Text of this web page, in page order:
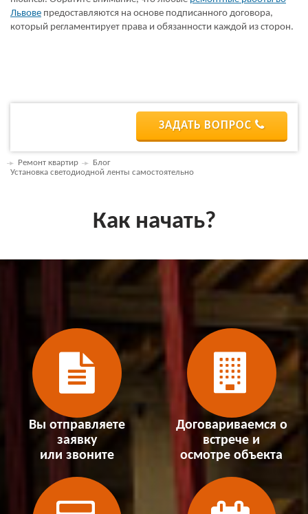
Львове предоставляются на основе подписанного договора,
который регламентирует права и обязанности каждой из сторон.
ЗАДАТЬ ВОПРОС
Ремонт квартир
Блог
Установка светодиодной ленты самостоятельно
Как начать?
Вы отправляете
заявку
или звоните
Договариваемся о
встрече и
осмотре объекта